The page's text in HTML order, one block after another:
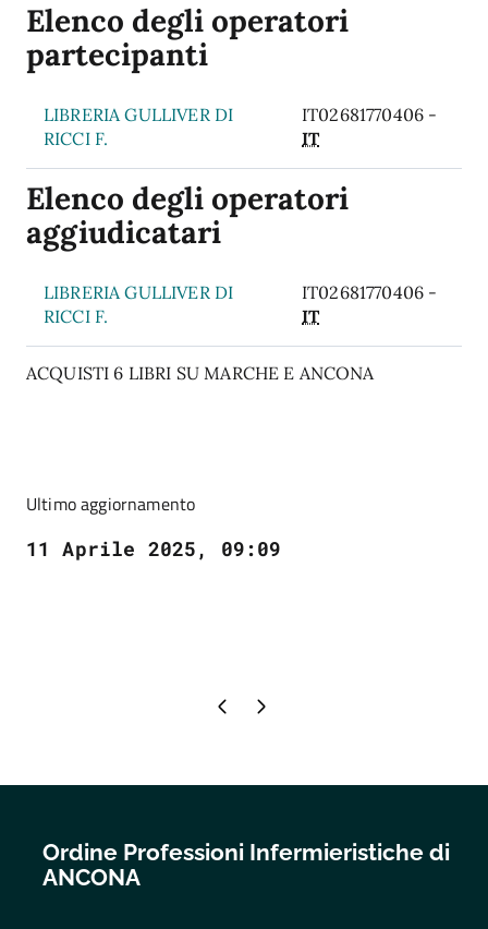
Elenco degli operatori
partecipanti
LIBRERIA GULLIVER DI
RICCI F.
IT02681770406 -
IT
Elenco degli operatori
aggiudicatari
LIBRERIA GULLIVER DI
RICCI F.
IT02681770406 -
IT
ACQUISTI 6 LIBRI SU MARCHE E ANCONA
Ultimo aggiornamento
11 Aprile 2025, 09:09
Pagina precedente
Pagina successiva
Ordine Professioni Infermieristiche di
ANCONA